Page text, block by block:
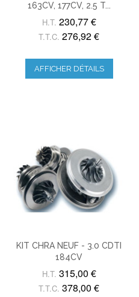
163CV, 177CV, 2.5 T...
H.T. 230,77 €
T.T.C. 276,92 €
AFFICHER DÉTAILS
KIT CHRA NEUF - 3.0 CDTI
184CV
H.T. 315,00 €
T.T.C. 378,00 €